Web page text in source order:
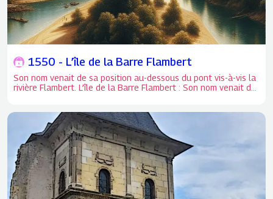
1550 - L’île de la Barre Flambert
Son nom venait de sa position au-dessous du pont vis-à-vis la
rivière Flambert. L’île de la Barre Flambert : Son nom venait de
étroit. Entre cette île qui disparut totalement vers 1550 et la
petite île de Charlemagne eurent lieu lors du siège deux
combats épiques.